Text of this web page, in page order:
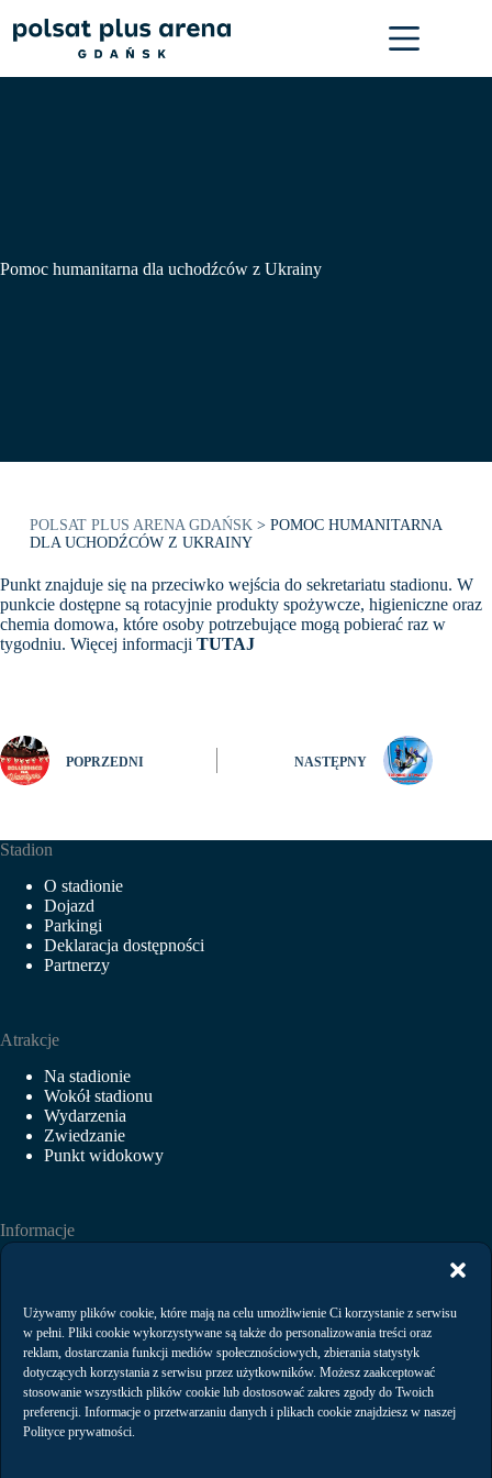
Używamy plików cookie, które mają na celu umożliwienie Ci korzystanie z serwisu
w pełni. Pliki cookie wykorzystywane są także do personalizowania treści oraz
reklam, dostarczania funkcji mediów społecznościowych, zbierania statystyk
dotyczących korzystania z serwisu przez użytkowników. Możesz zaakceptować
stosowanie wszystkich plików cookie lub dostosować zakres zgody do Twoich
preferencji. Informacje o przetwarzaniu danych i plikach cookie znajdziesz w naszej
Polityce prywatności.
do
treści
Pomoc humanitarna dla uchodźców z Ukrainy
POLSAT PLUS ARENA GDAŃSK> POMOC HUMANITARNA
DLA UCHODŹCÓW Z UKRAINY
Punkt znajduje się na przeciwko wejścia do sekretariatu stadionu. W
punkcie dostępne są rotacyjnie produkty spożywcze, higieniczne oraz
chemia domowa, które osoby potrzebujące mogą pobierać raz w
tygodniu. Więcej informacji TUTAJ
POPRZEDNI NASTĘPNY
Stadion
O stadionie
Dojazd
Parkingi
Deklaracja dostępności
Partnerzy
Atrakcje
Na stadionie
Wokół stadionu
Wydarzenia
Zwiedzanie
Punkt widokowy
Informacje
Wynajem
Regulaminy
Polityka prywatności
Kontakt